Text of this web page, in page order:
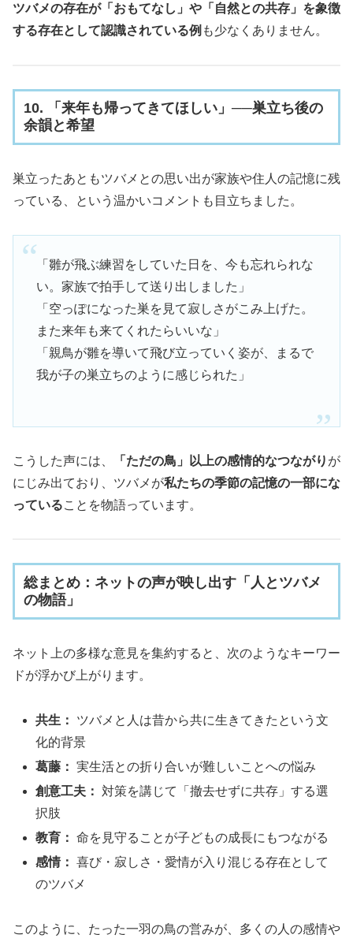
ツバメの存在が「おもてなし」や「自然との共存」を象徴
する存在として認識されている例 も少なくありません。
10. 「来年も帰ってきてほしい」──巣立ち後の
余韻と希望
巣立ったあともツバメとの思い出が家族や住人の記憶に残
っている、という温かいコメントも目立ちました。
「雛が飛ぶ練習をしていた日を、今も忘れられな
い。家族で拍手して送り出しました」
「空っぽになった巣を見て寂しさがこみ上げた。
また来年も来てくれたらいいな」
「親鳥が雛を導いて飛び立っていく姿が、まるで
我が子の巣立ちのように感じられた」
こうした声には、 「ただの鳥」以上の感情的なつながり が
にじみ出ており、ツバメが私たちの季節の記憶の一部にな
っていることを物語っています。
総まとめ：ネットの声が映し出す「人とツバメ
の物語」
ネット上の多様な意見を集約すると、次のようなキーワー
ドが浮かび上がります。
共生：
ツバメと人は昔から共に生きてきたという文
化的背景
葛藤： 実生活との折り合いが難しいことへの悩み
創意工夫：
対策を講じて「撤去せずに共存」する選
択肢
教育： 命を見守ることが子どもの成長にもつながる
感情： 喜び・寂しさ・愛情が入り混じる存在として
のツバメ
このように、たった一羽の鳥の営みが、多くの人の感情や